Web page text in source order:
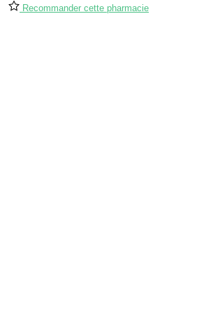
Recommander cette pharmacie